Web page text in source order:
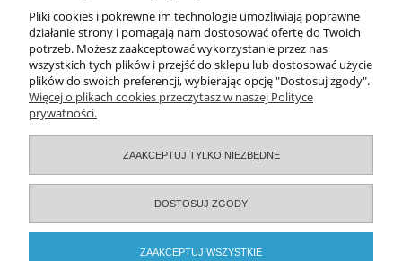
Moje konto
Zamówienia
Informacje
O nas
Serwisy specjalistyczne
Pliki cookies i pokrewne im technologie umożliwiają poprawne
działanie strony i pomagają nam dostosować ofertę do Twoich
potrzeb. Możesz zaakceptować wykorzystanie przez nas
wszystkich tych plików i przejść do sklepu lub dostosować użycie
plików do swoich preferencji, wybierając opcję "Dostosuj zgody".
Więcej o plikach cookies przeczytasz w naszej Polityce
prywatności.
ZAAKCEPTUJ TYLKO NIEZBĘDNE
DOSTOSUJ ZGODY
ZAAKCEPTUJ WSZYSTKIE